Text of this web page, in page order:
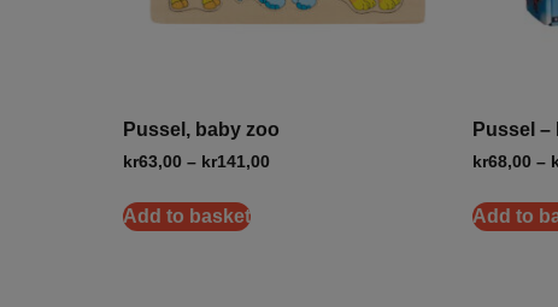
Pussel, baby zoo
kr63,00 – kr141,00
Add to basket
Pussel –
kr68,00 –
Add to